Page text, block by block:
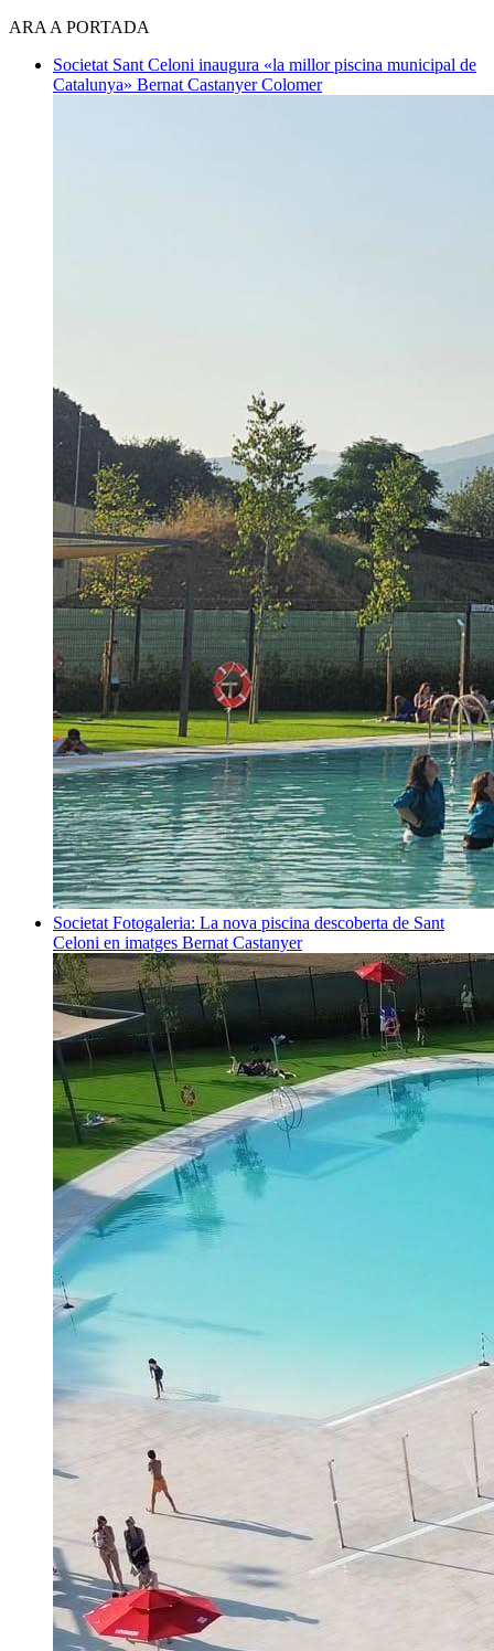
ARA A PORTADA
Societat Sant Celoni inaugura «la millor piscina municipal de
Catalunya» Bernat Castanyer Colomer
Societat Fotogaleria: La nova piscina descoberta de Sant
Celoni en imatges Bernat Castanyer